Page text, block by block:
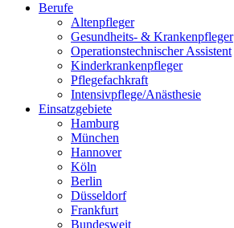
Berufe
Altenpfleger
Gesundheits- & Krankenpfleger
Operationstechnischer Assistent
Kinderkrankenpfleger
Pflegefachkraft
Intensivpflege/Anästhesie
Einsatzgebiete
Hamburg
München
Hannover
Köln
Berlin
Düsseldorf
Frankfurt
Bundesweit